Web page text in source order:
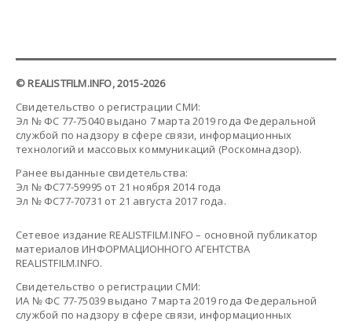
© REALISTFILM.INFO, 2015-2026
Свидетельство о регистрации СМИ:
Эл № ФС 77-75040 выдано 7 марта 2019 года Федеральной
службой по надзору в сфере связи, информационных
технологий и массовых коммуникаций (Роскомнадзор).
Ранее выданные свидетельства:
Эл № ФС77-59995 от 21 ноября 2014 года
Эл № ФС77-70731 от 21 августа 2017 года.
Сетевое издание REALISTFILM.INFO – основной публикатор
материалов ИНФОРМАЦИОННОГО АГЕНТСТВА
REALISTFILM.INFO.
Свидетельство о регистрации СМИ:
ИА № ФС 77-75039 выдано 7 марта 2019 года Федеральной
службой по надзору в сфере связи, информационных